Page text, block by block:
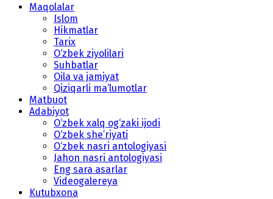
Maqolalar
Islom
Hikmatlar
Tarix
O‘zbek ziyolilari
Suhbatlar
Oila va jamiyat
Qiziqarli ma’lumotlar
Matbuot
Adabiyot
O‘zbek xalq og‘zaki ijodi
O‘zbek she’riyati
O‘zbek nasri antologiyasi
Jahon nasri antologiyasi
Eng sara asarlar
Videogalereya
Kutubxona